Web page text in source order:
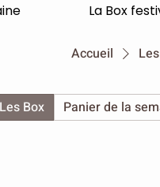
La Box
Accueil
Les Box Panier de la